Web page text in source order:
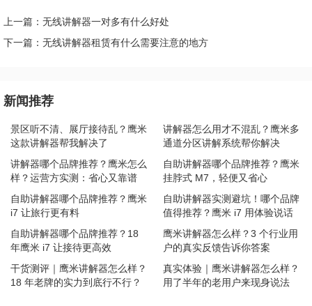
上一篇：无线讲解器一对多有什么好处
下一篇：无线讲解器租赁有什么需要注意的地方
新闻推荐
景区听不清、展厅接待乱？鹰米
这款讲解器帮我解决了
讲解器怎么用才不混乱？鹰米多
通道分区讲解系统帮你解决
讲解器哪个品牌推荐？鹰米怎么
样？运营方实测：省心又靠谱
自助讲解器哪个品牌推荐？鹰米
挂脖式 M7，轻便又省心
自助讲解器哪个品牌推荐？鹰米
i7 让旅行更有料
自助讲解器实测避坑！哪个品牌
值得推荐？鹰米 i7 用体验说话
自助讲解器哪个品牌推荐？18
年鹰米 i7 让接待更高效
鹰米讲解器怎么样？3 个行业用
户的真实反馈告诉你答案
干货测评｜鹰米讲解器怎么样？
18 年老牌的实力到底行不行？
真实体验｜鹰米讲解器怎么样？
用了半年的老用户来现身说法